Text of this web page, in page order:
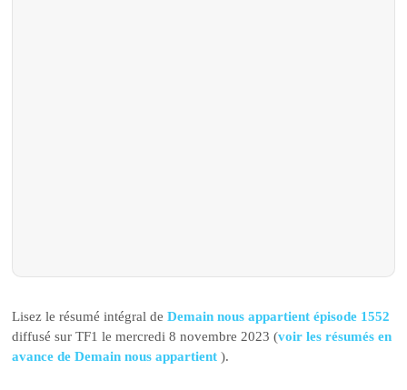
Lisez le résumé intégral deDemain nous appartient épisode 1552
diffusé sur TF1 le mercredi 8 novembre 2023 (voir les résumés en
avance de Demain nous appartient).